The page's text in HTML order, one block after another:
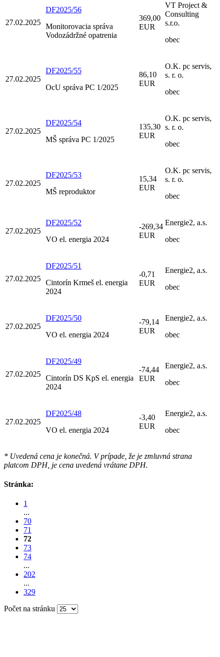
27.02.2025
DF2025/56
Monitorovacia správa
Vodozádržné opatrenia
369,00
EUR
VT Project &
Consulting
s.r.o.
obec
27.02.2025
DF2025/55
OcU správa PC 1/2025
86,10
EUR
O.K. pc servis,
s. r. o.
obec
27.02.2025
DF2025/54
MŠ správa PC 1/2025
135,30
EUR
O.K. pc servis,
s. r. o.
obec
27.02.2025
DF2025/53
MŠ reproduktor
15,34
EUR
O.K. pc servis,
s. r. o.
obec
27.02.2025
DF2025/52
VO el. energia 2024
-269,34
EUR
Energie2, a.s.
obec
27.02.2025
DF2025/51
Cintorín Krmeš el. energia
2024
-0,71
EUR
Energie2, a.s.
obec
27.02.2025
DF2025/50
VO el. energia 2024
-79,14
EUR
Energie2, a.s.
obec
27.02.2025
DF2025/49
Cintorín DS KpS el. energia
2024
-74,44
EUR
Energie2, a.s.
obec
27.02.2025
DF2025/48
VO el. energia 2024
-3,40
EUR
Energie2, a.s.
obec
* Uvedená cena je konečná. V prípade, že je zmluvná strana
platcom DPH, je cena uvedená vrátane DPH.
Stránka:
1
...
70
71
72
73
74
...
202
...
329
Počet na stránku